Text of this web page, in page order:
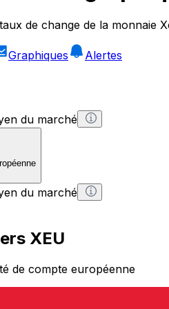
de change de la monnaie
Graphiques
Alertes
du marché
du marché
XEU
de compte européenne